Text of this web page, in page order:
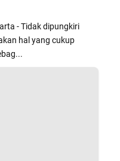
- Tidak dipungkiri
hal yang cukup